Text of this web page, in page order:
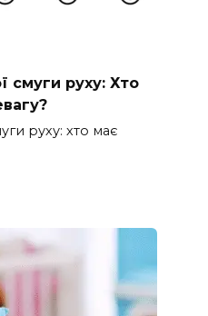
смуги руху: Хто
руху: хто має